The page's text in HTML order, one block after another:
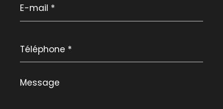
mail
*
*
Message
*